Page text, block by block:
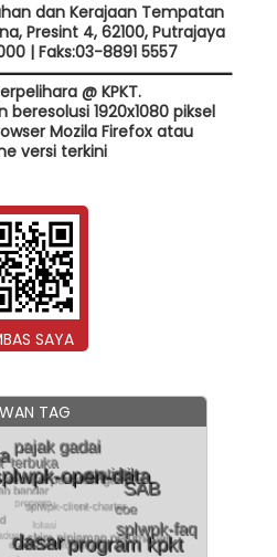
dan Kerajaan Tempatan
Presint 4, 62100, Putrajaya
| Faks:03-8891 5557
@ KPKT.
beresolusi 1920x1080 piksel
Mozila Firefox atau
versi terkini
SAYA
TAG